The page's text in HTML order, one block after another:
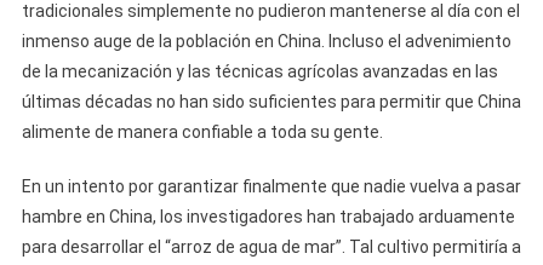
tradicionales simplemente no pudieron mantenerse al día con el
inmenso auge de la población en China. Incluso el advenimiento
de la mecanización y las técnicas agrícolas avanzadas en las
últimas décadas no han sido suficientes para permitir que China
alimente de manera confiable a toda su gente.
En un intento por garantizar finalmente que nadie vuelva a pasar
hambre en China, los investigadores han trabajado arduamente
para desarrollar el “arroz de agua de mar”. Tal cultivo permitiría a